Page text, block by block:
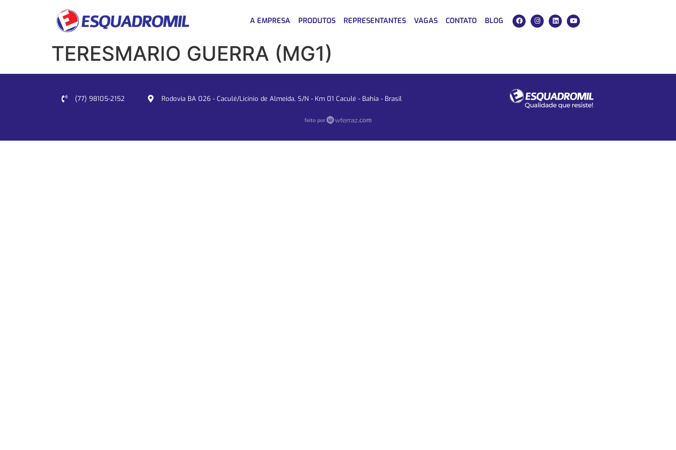
A EMPRESA PRODUTOS REPRESENTANTES VAGAS CONTATO BLOG
TERESMARIO GUERRA (MG1)
(77) 98105-2152 Rodovia BA 026 - Caculé/Licínio de Almeida, S/N - Km 01 Caculé - Bahia - Brasil